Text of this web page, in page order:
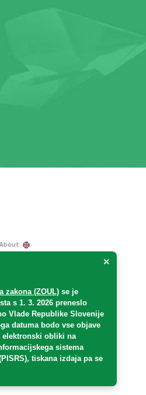
×
zakona (ZOUL) se je
s 1. 3. 2026 preneslo
Vlade Republike Slovenije
datuma bodo vse objave
obliki na
sistema
tiskana izdaja pa se
About
osebnih